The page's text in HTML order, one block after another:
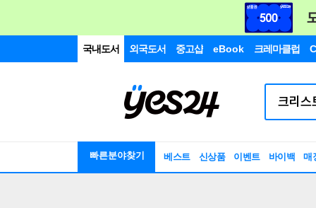
국내도서 외국도서 중고샵 eBook 크레마클럽
빠른분야찾기 베스트 신상품 이벤트 바이백 매